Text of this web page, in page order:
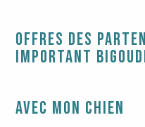
Offres des
Important
Avec mon chien